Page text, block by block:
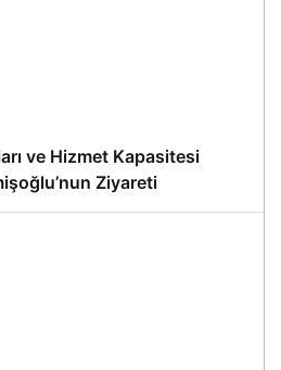
ve Hizmet Kapasitesi
Ziyareti